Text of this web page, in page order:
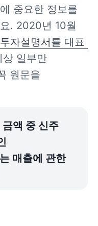
중요한 정보를
. 2020년 10월
자설명서를 대표
상 일부만
원문을
액 중 신주
매출에 관한